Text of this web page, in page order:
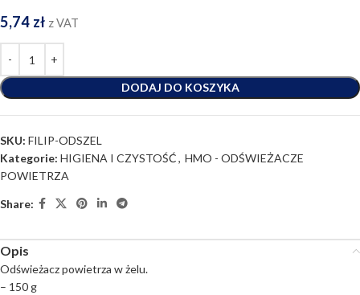
5,74 zł z VAT
DODAJ DO KOSZYKA
SKU: FILIP-ODSZEL
Kategorie: HIGIENA I CZYSTOŚĆ, HMO - ODŚWIEŻACZE
POWIETRZA
Share:
Opis
Odświeżacz powietrza w żelu.
– 150 g